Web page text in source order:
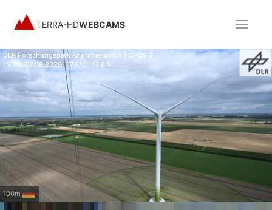
TERRA-HDWEBCAMS
DLR Forschungspark Krummendeich | OPUS 2
15:20 07.08.2026 17.8°C 13.8 V
100m